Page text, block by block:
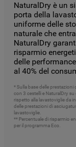
NaturalDry è un
porta della
uniforme delle
naturale che
NaturalDry
risparmio
delle
al 40% del
* Sulla base delle prestazioni
con 3 cestelli e NaturalDry
rispetto alla lavastoviglie da
delle prestazioni di
lavastoviglie.
** Percentuale di risparmio
per il programma Eco.